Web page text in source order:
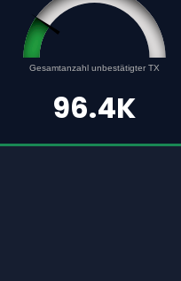
Gesamtanzahl unbestätigter TX
0 500000
96.4K